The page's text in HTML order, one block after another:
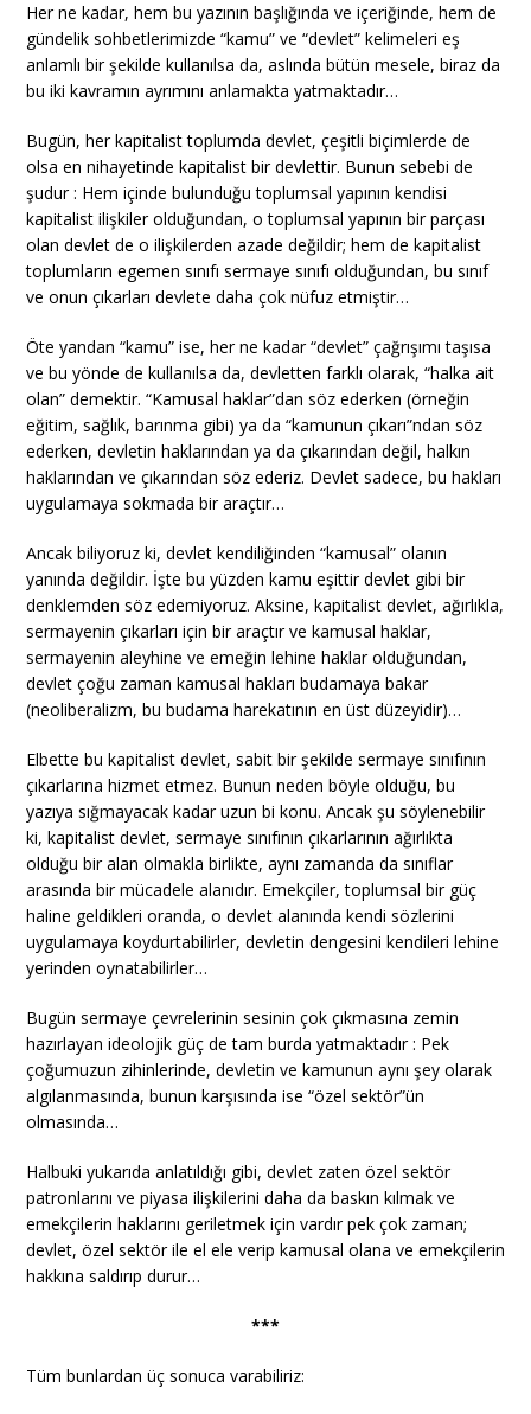
Her ne kadar, hem bu yazının başlığında ve içeriğinde, hem de
gündelik sohbetlerimizde “kamu” ve “devlet” kelimeleri eş
anlamlı bir şekilde kullanılsa da, aslında bütün mesele, biraz da
bu iki kavramın ayrımını anlamakta yatmaktadır…
Bugün, her kapitalist toplumda devlet, çeşitli biçimlerde de
olsa en nihayetinde kapitalist bir devlettir. Bunun sebebi de
şudur : Hem içinde bulunduğu toplumsal yapının kendisi
kapitalist ilişkiler olduğundan, o toplumsal yapının bir parçası
olan devlet de o ilişkilerden azade değildir; hem de kapitalist
toplumların egemen sınıfı sermaye sınıfı olduğundan, bu sınıf
ve onun çıkarları devlete daha çok nüfuz etmiştir…
Öte yandan “kamu” ise, her ne kadar “devlet” çağrışımı taşısa
ve bu yönde de kullanılsa da, devletten farklı olarak, “halka ait
olan” demektir. “Kamusal haklar”dan söz ederken (örneğin
eğitim, sağlık, barınma gibi) ya da “kamunun çıkarı”ndan söz
ederken, devletin haklarından ya da çıkarından değil, halkın
haklarından ve çıkarından söz ederiz. Devlet sadece, bu hakları
uygulamaya sokmada bir araçtır…
Ancak biliyoruz ki, devlet kendiliğinden “kamusal” olanın
yanında değildir. İşte bu yüzden kamu eşittir devlet gibi bir
denklemden söz edemiyoruz. Aksine, kapitalist devlet, ağırlıkla,
sermayenin çıkarları için bir araçtır ve kamusal haklar,
sermayenin aleyhine ve emeğin lehine haklar olduğundan,
devlet çoğu zaman kamusal hakları budamaya bakar
(neoliberalizm, bu budama harekatının en üst düzeyidir)…
Elbette bu kapitalist devlet, sabit bir şekilde sermaye sınıfının
çıkarlarına hizmet etmez. Bunun neden böyle olduğu, bu
yazıya sığmayacak kadar uzun bi konu. Ancak şu söylenebilir
ki, kapitalist devlet, sermaye sınıfının çıkarlarının ağırlıkta
olduğu bir alan olmakla birlikte, aynı zamanda da sınıflar
arasında bir mücadele alanıdır. Emekçiler, toplumsal bir güç
haline geldikleri oranda, o devlet alanında kendi sözlerini
uygulamaya koydurtabilirler, devletin dengesini kendileri lehine
yerinden oynatabilirler…
Bugün sermaye çevrelerinin sesinin çok çıkmasına zemin
hazırlayan ideolojik güç de tam burda yatmaktadır : Pek
çoğumuzun zihinlerinde, devletin ve kamunun aynı şey olarak
algılanmasında, bunun karşısında ise “özel sektör”ün
olmasında…
Halbuki yukarıda anlatıldığı gibi, devlet zaten özel sektör
patronlarını ve piyasa ilişkilerini daha da baskın kılmak ve
emekçilerin haklarını geriletmek için vardır pek çok zaman;
devlet, özel sektör ile el ele verip kamusal olana ve emekçilerin
hakkına saldırıp durur…
***
Tüm bunlardan üç sonuca varabiliriz: